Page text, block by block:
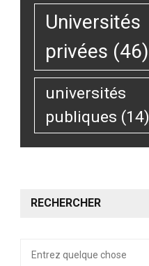
Universités
privées (46)
universités
publiques (14)
RECHERCHER
pour :